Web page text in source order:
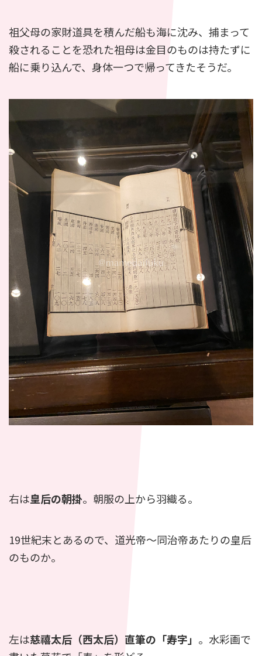
祖父母の家財道具を積んだ船も海に沈み、捕まって
殺されることを恐れた祖母は金目のものは持たずに
船に乗り込んで、身体一つで帰ってきたそうだ。
右は皇后の朝掛。朝服の上から羽織る。
19世紀末とあるので、道光帝〜同治帝あたりの皇后
のものか。
左は慈禧太后（西太后）直筆の「寿字」 。水彩画で